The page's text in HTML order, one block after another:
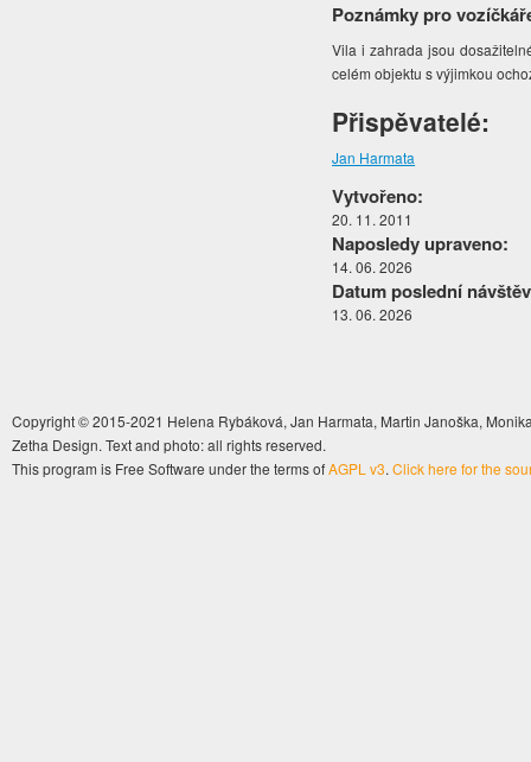
Poznámky pro
Vila i zahrada jsou
celém objektu s výjimkou
Přispěvatelé:
Jan Harmata
Vytvořeno:
20. 11. 2011
Naposledy upraveno:
14. 06. 2026
Datum poslední
13. 06. 2026
Copyright © 2015-2021 Helena Rybáková, Jan Harmata, Martin Janoška,
Zetha Design. Text and photo: all rights reserved.
This program is Free Software under the terms ofAGPL v3. Click here for the